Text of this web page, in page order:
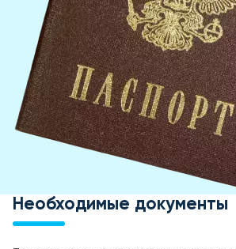
Необходимые документы